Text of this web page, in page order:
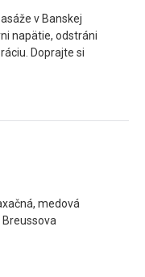
v Banskej
napätie, odstráni
Doprajte si
medová